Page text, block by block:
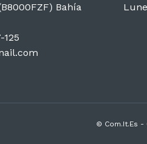
Bahía
125
© Com.It.Es -